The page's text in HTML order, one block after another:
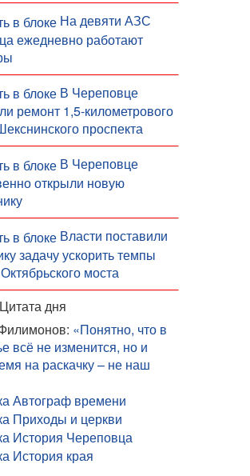
На девяти АЗС
ежедневно работают
В Череповце
ремонт 1,5-километрового
проспекта
В Череповце
открыли новую
Власти поставили
задачу ускорить темпы
моста
дня
«Понятно, что в
всё не изменится, но и
на раскачку – не наш